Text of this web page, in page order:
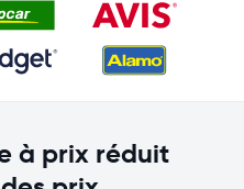
à prix réduit